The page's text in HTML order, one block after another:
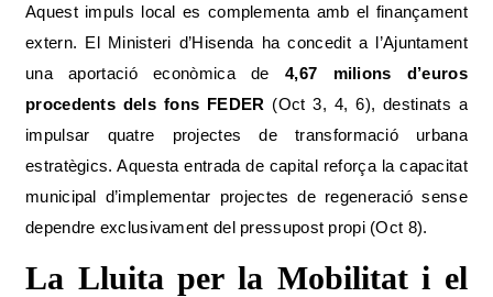
Aquest impuls local es complementa amb el finançament
extern. El Ministeri d’Hisenda ha concedit a l’Ajuntament
una aportació econòmica de4,67 milions d’euros
procedents dels fons FEDER (Oct 3, 4, 6), destinats a
impulsar quatre projectes de transformació urbana
estratègics. Aquesta entrada de capital reforça la capacitat
municipal d’implementar projectes de regeneració sense
dependre exclusivament del pressupost propi (Oct 8).
La Lluita per la Mobilitat i el